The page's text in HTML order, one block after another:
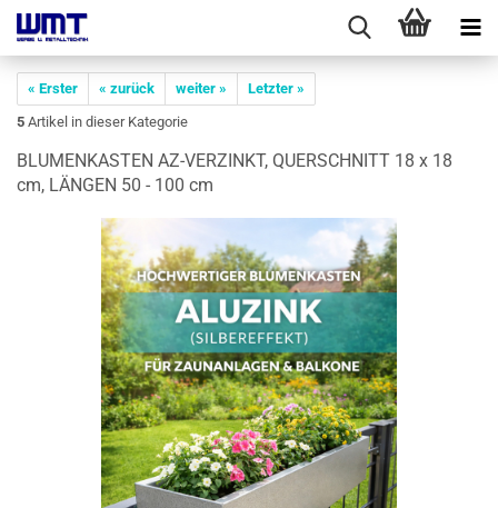
« Erster « zurück weiter »
Letzter »
5 Artikel in dieser Kategorie
BLU­MEN­KAS­TEN AZ-​VERZINKT, QUER­SCHNITT 18 x 18
cm, LÄN­GEN 50 - 100 cm